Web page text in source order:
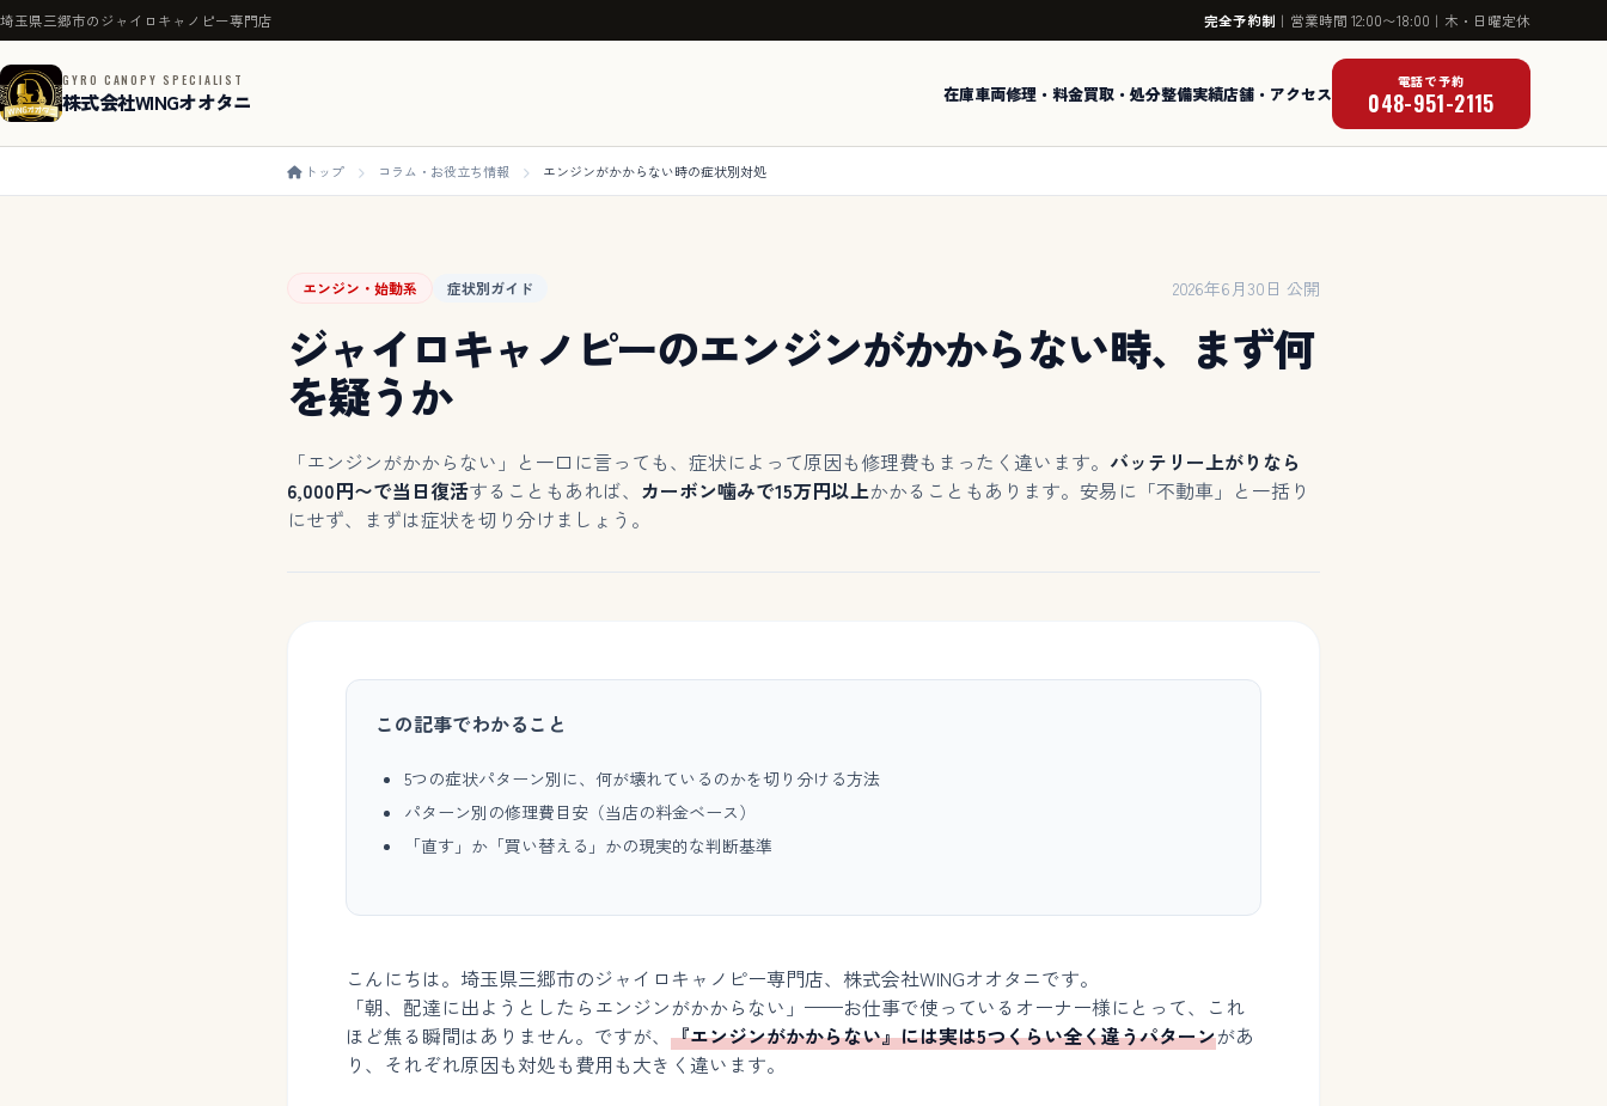
埼玉県三郷市のジャイロキャノピー専門店 完全予約制 ｜ 営業時間 12:00〜18:00 ｜ 木・日曜定休
GYRO CANOPY SPECIALIST
株式会社WINGオオタニ 在庫車両修理・料金買取・処分整備実績店舗・アクセス
電話で予約
048-951-2115
トップ コラム・お役立ち情報 エンジンがかからない時の症状別対処
エンジン・始動系 症状別ガイド 2026年6月30日 公開
ジャイロキャノピーのエンジンがかからない時、まず何
を疑うか
「エンジンがかからない」と一口に言っても、症状によって原因も修理費もまったく違います。 バッテリー上がりなら
6,000円〜で当日復活することもあれば、 カーボン噛みで15万円以上かかることもあります。安易に「不動車」と一括り
にせず、まずは症状を切り分けましょう。
この記事でわかること
5つの症状パターン別に、何が壊れているのかを切り分ける方法
パターン別の修理費目安（当店の料金ベース）
「直す」か「買い替える」かの現実的な判断基準
こんにちは。埼玉県三郷市のジャイロキャノピー専門店、株式会社WINGオオタニです。
「朝、配達に出ようとしたらエンジンがかからない」——お仕事で使っているオーナー様にとって、これ
ほど焦る瞬間はありません。ですが、 『エンジンがかからない』には実は5つくらい全く違うパターンがあ
り、それぞれ原因も対処も費用も大きく違います。